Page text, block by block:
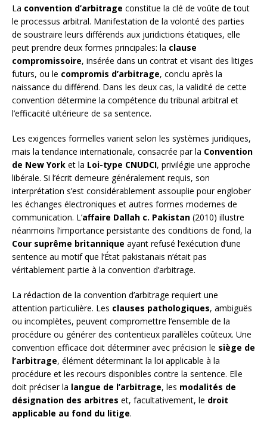
La convention d’arbitrage constitue la clé de voûte de tout
le processus arbitral. Manifestation de la volonté des parties
de soustraire leurs différends aux juridictions étatiques, elle
peut prendre deux formes principales: la clause
compromissoire, insérée dans un contrat et visant des litiges
futurs, ou le compromis d’arbitrage, conclu après la
naissance du différend. Dans les deux cas, la validité de cette
convention détermine la compétence du tribunal arbitral et
l’efficacité ultérieure de sa sentence.
Les exigences formelles varient selon les systèmes juridiques,
mais la tendance internationale, consacrée par la Convention
de New York et la Loi-type CNUDCI, privilégie une approche
libérale. Si l’écrit demeure généralement requis, son
interprétation s’est considérablement assouplie pour englober
les échanges électroniques et autres formes modernes de
communication. L’affaire Dallah c. Pakistan (2010) illustre
néanmoins l’importance persistante des conditions de fond, la
Cour suprême britannique ayant refusé l’exécution d’une
sentence au motif que l’État pakistanais n’était pas
véritablement partie à la convention d’arbitrage.
La rédaction de la convention d’arbitrage requiert une
attention particulière. Les clauses pathologiques, ambiguës
ou incomplètes, peuvent compromettre l’ensemble de la
procédure ou générer des contentieux parallèles coûteux. Une
convention efficace doit déterminer avec précision le siège de
l’arbitrage, élément déterminant la loi applicable à la
procédure et les recours disponibles contre la sentence. Elle
doit préciser la langue de l’arbitrage, les modalités de
désignation des arbitres et, facultativement, le droit
applicable au fond du litige.